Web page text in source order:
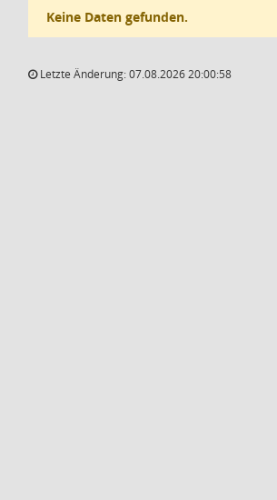
Keine Daten gefunden.
Letzte Änderung: 07.08.2026 20:00:58